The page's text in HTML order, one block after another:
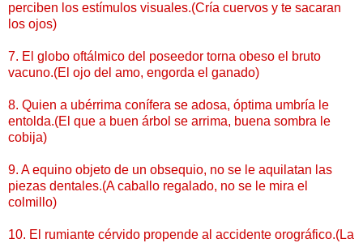
perciben los estímulos visuales.(Cría cuervos y te sacaran
los ojos)
7. El globo oftálmico del poseedor torna obeso el bruto
vacuno.(El ojo del amo, engorda el ganado)
8. Quien a ubérrima conífera se adosa, óptima umbría le
entolda.(El que a buen árbol se arrima, buena sombra le
cobija)
9. A equino objeto de un obsequio, no se le aquilatan las
piezas dentales.(A caballo regalado, no se le mira el
colmillo)
10. El rumiante cérvido propende al accidente orográfico.(La